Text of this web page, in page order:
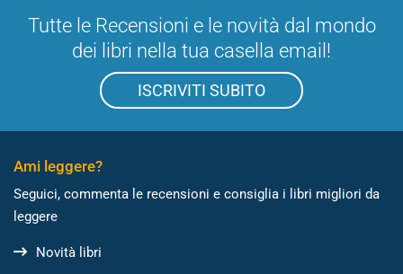
Tutte le Recensioni e le novità dal mondo
dei libri nella tua casella email!
ISCRIVITI SUBITO
Ami leggere?
Seguici, commenta le recensioni e consiglia i libri migliori da
leggere
Novità libri